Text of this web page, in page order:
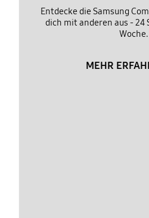
Entdecke die Samsung
dich mit anderen aus - 24
Woche.
MEHR